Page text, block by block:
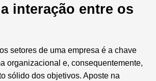
interação entre os
setores de uma empresa é a chave
organizacional e, consequentemente,
sólido dos objetivos. Aposte na